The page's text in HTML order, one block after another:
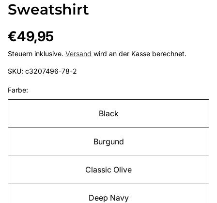
Sweatshirt
Regulärer
Preis
€49,95
Steuern inklusive. Versand wird an der Kasse berechnet.
SKU: c3207496-78-2
Farbe:
Black
Burgund
Classic Olive
Deep Navy